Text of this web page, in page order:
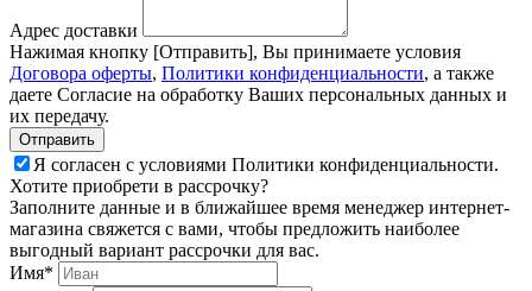
Адрес доставки
Нажимая кнопку [Отправить], Вы принимаете условия
Договора оферты, Политики конфиденциальности, а также
даете Согласие на обработку Ваших персональных данных и
их передачу.
Я согласен с условиями Политики конфиденциальности.
Хотите приобрети в рассрочку?
Заполните данные и в ближайшее время менеджер интернет-
магазина свяжется с вами, чтобы предложить наиболее
выгодный вариант рассрочки для вас.
Имя*